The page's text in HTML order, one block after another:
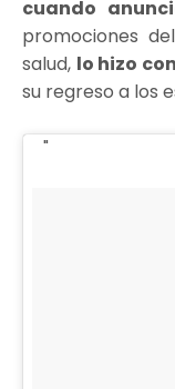
cuando
promociones
salud, lo hizo
su regreso a los